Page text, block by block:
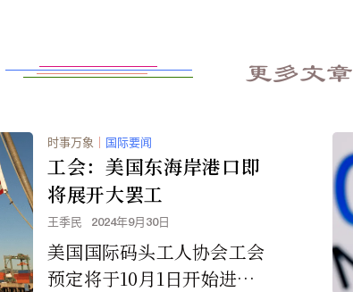
更多文章
时事万象 ｜ 国际要闻
工会：美国东海岸港口即
将展开大罢工
王季民 2024年9月30日
美国国际码头工人协会工会
预定将于10月1日开始进行